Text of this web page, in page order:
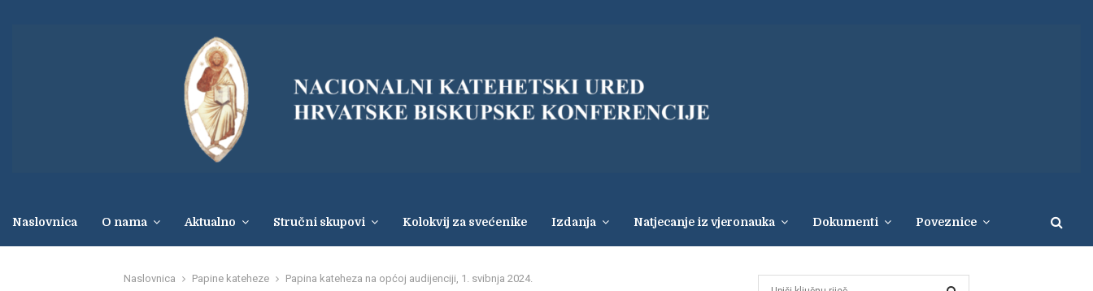
Naslovnica O nama Aktualno Stručni skupovi Kolokvij za svećenike Izdanja Natjecanje iz vjeronauka Dokumenti Poveznice
Naslovnica Papine kateheze Papina kateheza na općoj audijenciji, 1. svibnja 2024.